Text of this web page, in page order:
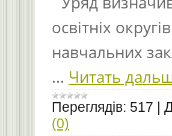
... Читать
Переглядів: 517 |
(0)